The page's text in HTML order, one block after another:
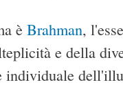
è Brahman,
e della
individuale